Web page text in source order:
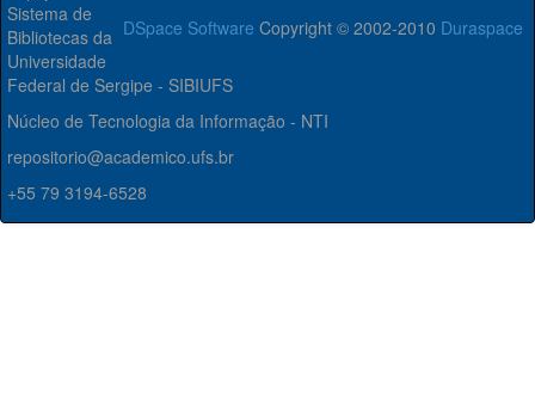
DSpace Software Copyright © 2002-2010 Duraspace
Sistema de
Bibliotecas da
Universidade
Federal de Sergipe - SIBIUFS
Núcleo de Tecnologia da Informação - NTI
repositorio@academico.ufs.br
+55 79 3194-6528